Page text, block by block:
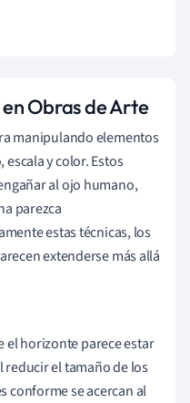
Obras de Arte
manipulando elementos
y color. Estos
al ojo humano,
parezca
estas técnicas, los
extenderse más allá
horizonte parece estar
reducir el tamaño de los
conforme se acercan al